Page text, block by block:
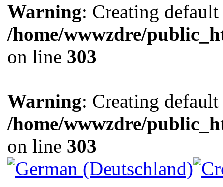
Warning: Creating
/home/wwwzdre/
on line 303
Warning: Creating
/home/wwwzdre/
on line 303